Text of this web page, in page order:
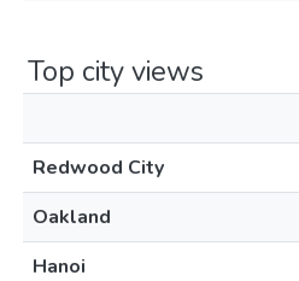
Top city views
Redwood City
Oakland
Hanoi